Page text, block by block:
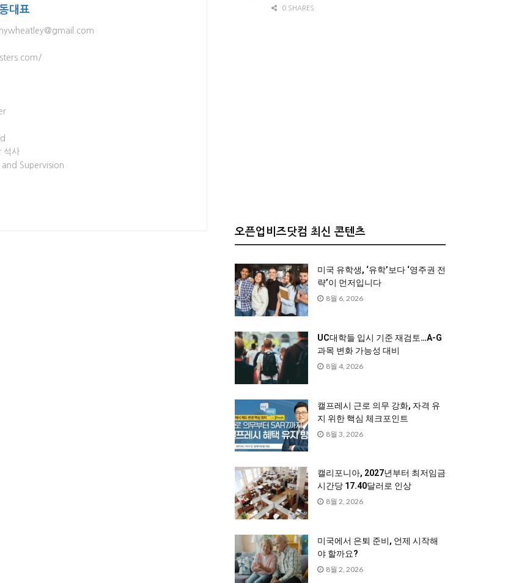
대표
석사
Supervision
0 SHARES
오픈업비즈닷컴 최신 콘텐츠
미국 유학생, ‘유학’보다 ‘영주권 전
략’이 먼저입니다
8월 6, 2026
UC대학들 입시 기준 재검토…A-G
과목 변화 가능성 대비
8월 4, 2026
캘프레시 근로 의무 강화, 자격 유
지 위한 핵심 체크포인트
8월 3, 2026
캘리포니아, 2027년부터 최저임금
시간당 17.40달러로 인상
8월 2, 2026
미국에서 은퇴 준비, 언제 시작해
야 할까요?
8월 2, 2026